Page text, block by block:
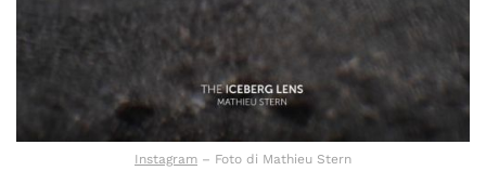
Instagram – Foto di Mathieu Stern